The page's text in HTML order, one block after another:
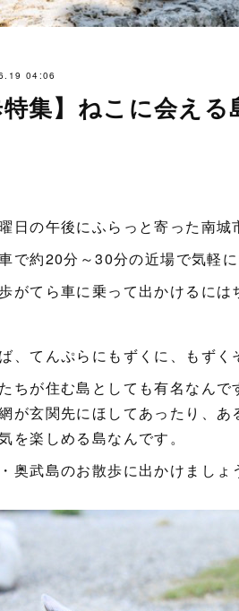
04:06
特集】ねこに会え
日の午後にふらっと寄った南
で約20分～30分の近場で気軽
がてら車に乗って出かけるには
、てんぷらにもずくに、もず
ちが住む島としても有名なん
が玄関先にほしてあったり、
を楽しめる島なんです。
奥武島のお散歩に出かけましょ